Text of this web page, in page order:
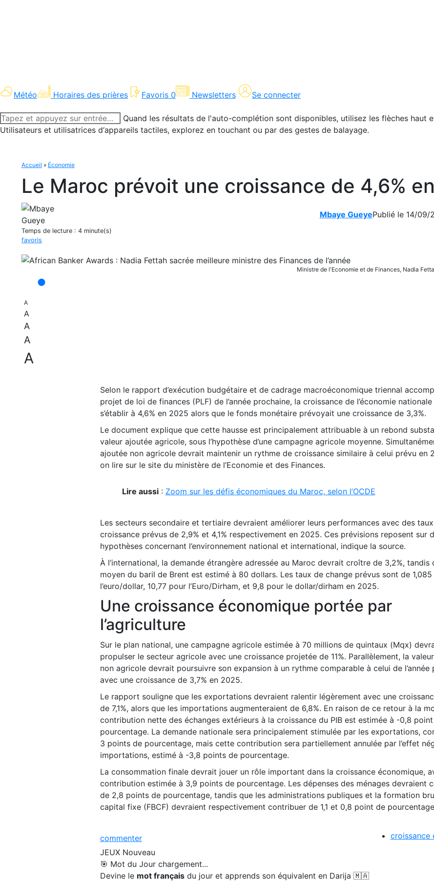
Météo Horaires des prières Favoris 0 Newsletters Se connecter
Recherche
:
Quand les résultats de l'auto-complétion sont disponibles, utilisez les flèches haut
Utilisateurs et utilisatrices d‘appareils tactiles, explorez en touchant ou par des gestes de balayage.
Accueil » Économie
Le Maroc prévoit une croissance de 4,6%
Mbaye GueyePublié le 14/09/
Temps de lecture : 4 minute(s)
favoris
Ministre de l'Economie et de Finances, Nadia
A
A
A
A
A
Selon le rapport d’exécution budgétaire et de cadrage macroéconomique triennal
projet de loi de finances (PLF) de l’année prochaine, la croissance de l’économie
s’établir à 4,6% en 2025 alors que le fonds monétaire prévoyait une croissance de 3,3%.
Le document explique que cette hausse est principalement attribuable à un rebond
valeur ajoutée agricole, sous l’hypothèse d’une campagne agricole moyenne.
ajoutée non agricole devrait maintenir un rythme de croissance similaire à celui prévu en
on lire sur le site du ministère de l’Economie et des Finances.
Lire aussi: Zoom sur les défis économiques du Maroc, selon l’OCDE
Les secteurs secondaire et tertiaire devraient améliorer leurs performances avec des
croissance prévus de 2,9% et 4,1% respectivement en 2025. Ces prévisions reposent sur
hypothèses concernant l’environnement national et international, indique la source.
À l’international, la demande étrangère adressée au Maroc devrait croître de 3,2%, tandis
moyen du baril de Brent est estimé à 80 dollars. Les taux de change prévus sont de
l’euro/dollar, 10,77 pour l’Euro/Dirham, et 9,8 pour le dollar/dirham en 2025.
Une croissance économique portée par
l’agriculture
Sur le plan national, une campagne agricole estimée à 70 millions de quintaux (Mqx)
propulser le secteur agricole avec une croissance projetée de 11%. Parallèlement, la
non agricole devrait poursuivre son expansion à un rythme comparable à celui de l’année
avec une croissance de 3,7% en 2025.
Le rapport souligne que les exportations devraient ralentir légèrement avec une
de 7,1%, alors que les importations augmenteraient de 6,8%. En raison de ce retour à la
contribution nette des échanges extérieurs à la croissance du PIB est estimée à -0,8
pourcentage. La demande nationale sera principalement stimulée par les exportations,
3 points de pourcentage, mais cette contribution sera partiellement annulée par l’effet
importations, estimé à -3,8 points de pourcentage.
La consommation finale devrait jouer un rôle important dans la croissance économique,
contribution estimée à 3,9 points de pourcentage. Les dépenses des ménages devraient
de 2,8 points de pourcentage, tandis que les administrations publiques et la formation
capital fixe (FBCF) devraient respectivement contribuer de 1,1 et 0,8 point de
commenter
croissance
JEUX Nouveau
🎯 Mot du Jour chargement...
Devine le mot françaisdu jour et apprends son équivalent en Darija 🇲🇦